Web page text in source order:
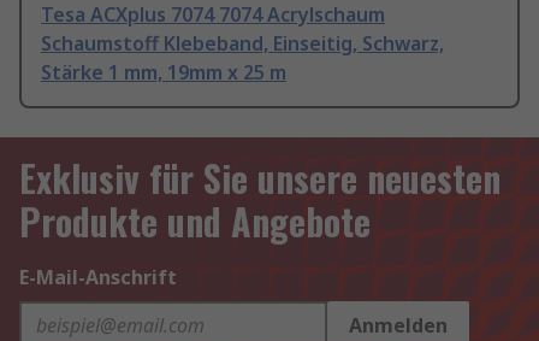
Tesa ACXplus 7074 7074 Acrylschaum
Schaumstoff Klebeband, Einseitig, Schwarz,
Stärke 1 mm, 19mm x 25 m
Exklusiv für Sie unsere neuesten
Produkte und Angebote
E-Mail-Anschrift
Anmelden